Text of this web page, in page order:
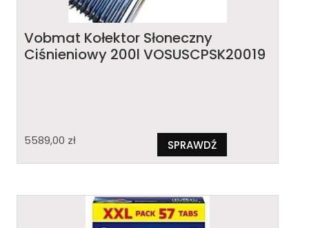
Vobmat Kołektor Słoneczny
Ciśnieniowy 200l VOSUSCPSK20019
5589,00 zł SPRAWDŹ